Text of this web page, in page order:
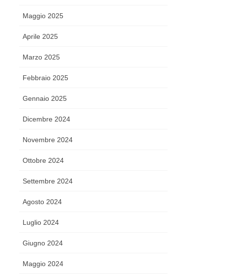
Maggio 2025
Aprile 2025
Marzo 2025
Febbraio 2025
Gennaio 2025
Dicembre 2024
Novembre 2024
Ottobre 2024
Settembre 2024
Agosto 2024
Luglio 2024
Giugno 2024
Maggio 2024